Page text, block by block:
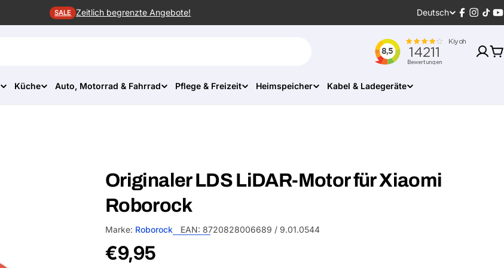
SALE Zeitlich begrenzte Angebote! Sprache
Deutsch
Facebook
Küche Auto, Motorrad & Fahrrad Pflege & Freizeit Heimspeicher Kabel & Ladegeräte
Originaler LDS LiDAR-Motor für Xiaomi
Roborock
Marke: Roborock EAN: 8720828006689 / 9.01.0544
Normalpreis
€9,95